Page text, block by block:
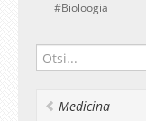
Bioloogia
Medicina